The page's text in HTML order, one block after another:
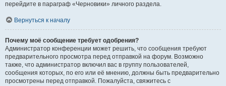
перейдите в параграф «Черновики» личного раздела.
Вернуться к началу
Почему моё сообщение требует одобрения?
Администратор конференции может решить, что сообщения требуют
предварительного просмотра перед отправкой на форум. Возможно
также, что администратор включил вас в группу пользователей,
сообщения которых, по его или её мнению, должны быть предварительно
просмотрены перед отправкой. Пожалуйста, свяжитесь с